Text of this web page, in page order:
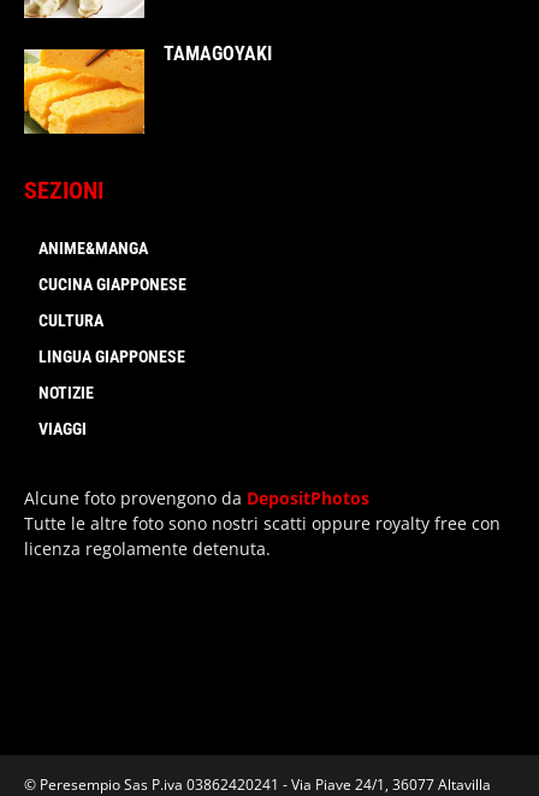
TAMAGOYAKI
SEZIONI
ANIME&MANGA
CUCINA GIAPPONESE
CULTURA
LINGUA GIAPPONESE
NOTIZIE
VIAGGI
Alcune foto provengono da DepositPhotos
Tutte le altre foto sono nostri scatti oppure royalty free con
licenza regolamente detenuta.
© Peresempio Sas P.iva 03862420241 - Via Piave 24/1, 36077 Altavilla